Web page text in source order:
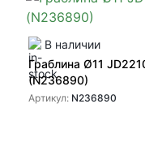
В наличии
Граблина Ø11
(N236890)
Артикул: N236890